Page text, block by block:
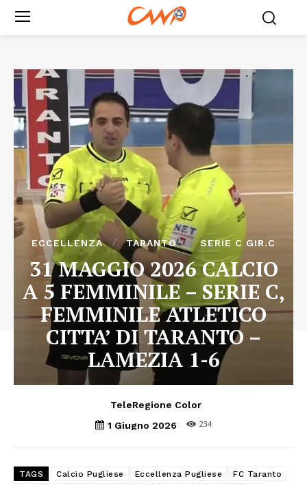
ECCELLENZA TARANTO SERIE C GIR.C
31 MAGGIO 2026 CALCIO
A 5 FEMMINILE – SERIE C,
FEMMINILE ATLETICO
CITTA’ DI TARANTO –
LAMEZIA 1-6
TeleRegione Color
1 Giugno 2026
234
TAGS Calcio Pugliese Eccellenza Pugliese
FC Taranto